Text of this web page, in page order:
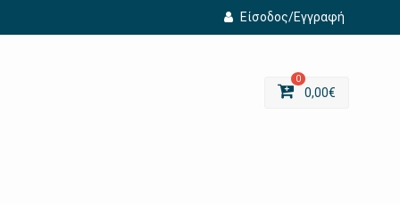
Είσοδος/Εγγραφή
0
0,00€